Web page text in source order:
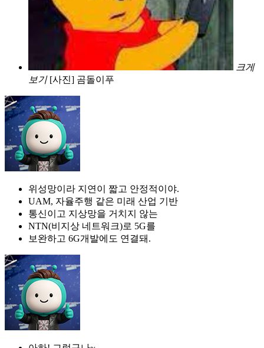
크게
보기 [사진] 곰돌이푸
위성망이라 지연이 짧고 안정적이야.
UAM, 자율주행 같은 미래 산업 기반
통신이고 지상망을 거치지 않는
NTN(비지상 네트워크)로 5G를
보완하고 6G개발에도 연결돼.